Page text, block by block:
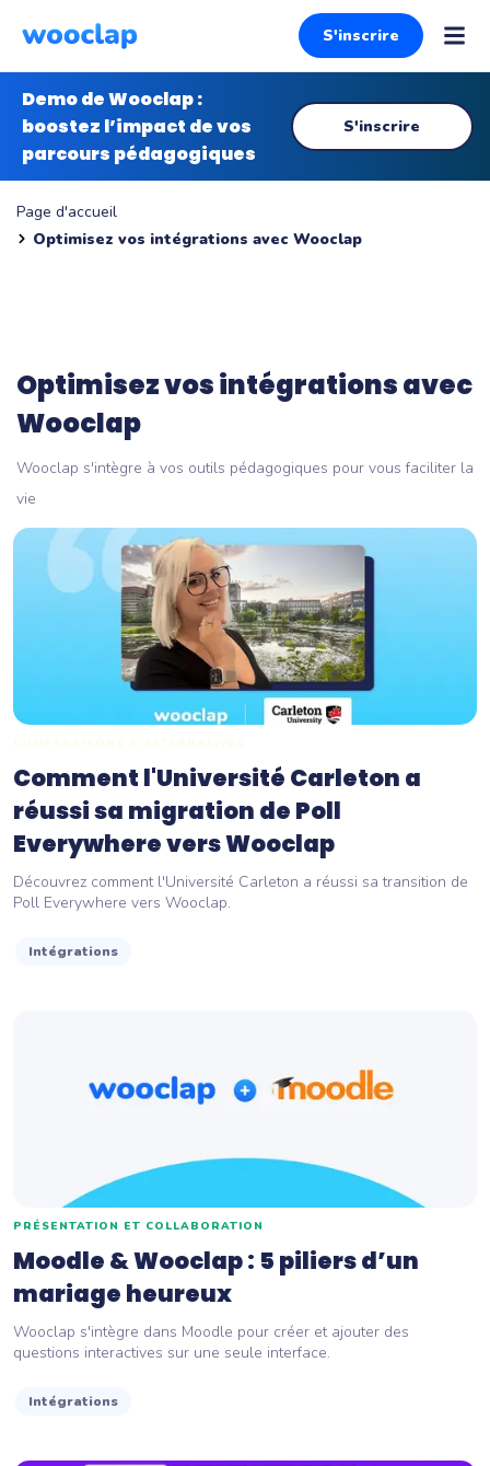
S'inscrire
Demo de Wooclap :
boostez l’impact de vos
parcours pédagogiques
S'inscrire
Page d'accueil
Optimisez vos intégrations avec Wooclap
Optimisez vos intégrations avec
Wooclap
Wooclap s'intègre à vos outils pédagogiques pour vous faciliter la
vie
Comment l'Université Carleton a
réussi sa migration de Poll
Everywhere vers Wooclap
Découvrez comment l'Université Carleton a réussi sa transition de
Poll Everywhere vers Wooclap.
Intégrations
PRÉSENTATION ET COLLABORATION
Moodle & Wooclap : 5 piliers d’un
mariage heureux
Wooclap s'intègre dans Moodle pour créer et ajouter des
questions interactives sur une seule interface.
Intégrations